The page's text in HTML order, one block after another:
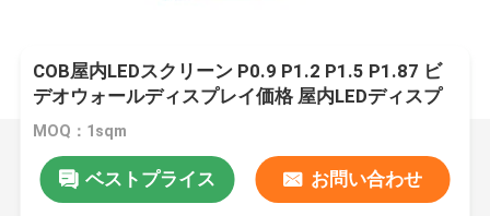
COB屋内LEDスクリーン P0.9 P1.2 P1.5 P1.87 ビ
デオウォールディスプレイ価格 屋内LEDディスプ
レイ LED COBスクリーン
MOQ：1sqm
ベストプライス お問い合わせ